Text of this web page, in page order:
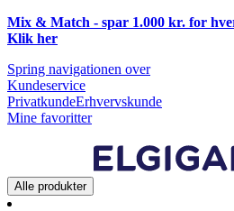
Mix & Match - spar 1.000 kr. for
Klik her
Spring navigationen over
Kundeservice
PrivatkundeErhvervskunde
Mine favoritter
Alle produkter